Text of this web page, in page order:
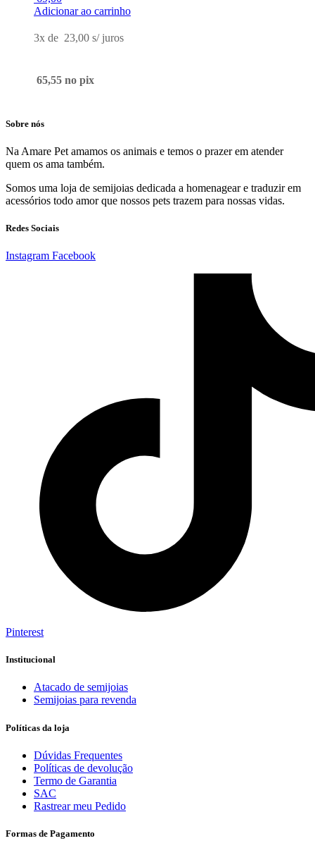
Adicionar ao carrinho
3x de 23,00 s/ juros
65,55 no pix
Sobre nós
Na Amare Pet amamos os animais e temos o prazer em atender
quem os ama também.
Somos uma loja de semijoias dedicada a homenagear e traduzir em
acessórios todo amor que nossos pets trazem para nossas vidas.
Redes Sociais
Instagram Facebook
Pinterest
Institucional
Atacado de semijoias
Semijoias para revenda
Políticas da loja
Dúvidas Frequentes
Políticas de devolução
Termo de Garantia
SAC
Rastrear meu Pedido
Formas de Pagamento